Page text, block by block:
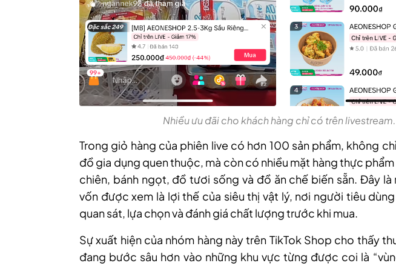
Nhiều ưu đãi cho khách hàng chỉ có trên livestream.
Trong giỏ hàng của phiên live có hơn 100 sản phẩm, không
đồ gia dụng quen thuộc, mà còn có nhiều mặt hàng thực phẩm
chiên, bánh ngọt, đồ tươi sống và đồ ăn chế biến sẵn. Đây là
vốn được xem là lợi thế của siêu thị vật lý, nơi người tiêu
quan sát, lựa chọn và đánh giá chất lượng trước khi mua.
Sự xuất hiện của nhóm hàng này trên TikTok Shop cho thấy
đang bước sâu hơn vào những khu vực từng được coi là